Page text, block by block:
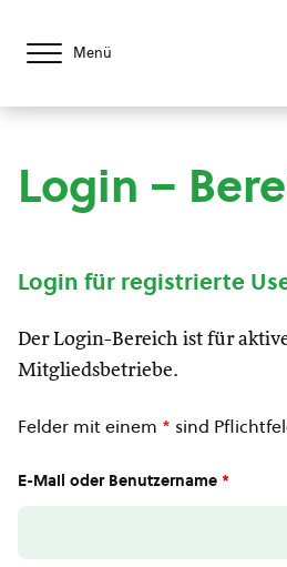
Menü
Login –
Login für registrierte
Der Login-Bereich ist für
Mitgliedsbetriebe.
Felder mit einem * sind
E-Mail oder Benutzername *